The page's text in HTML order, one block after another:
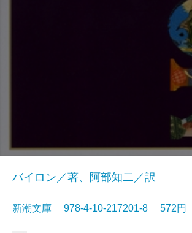
バイロン／著、阿部知二／訳
新潮文庫 978-4-10-217201-8 572円